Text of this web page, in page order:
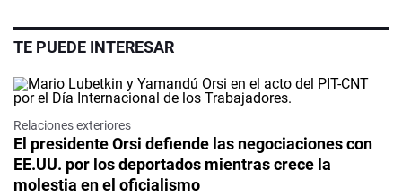
TE PUEDE INTERESAR
Relaciones exteriores
El presidente Orsi defiende las negociaciones con
EE.UU. por los deportados mientras crece la
molestia en el oficialismo